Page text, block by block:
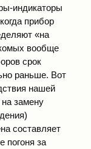
индикаторы
прибор
«на
вообще
срок
раньше. Вот
нашей
на замену
составляет
погоня за